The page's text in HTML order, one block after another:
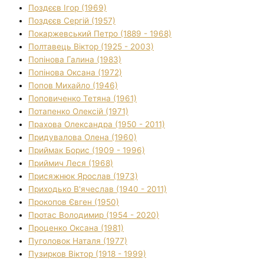
Поздєєв Ігор (1969)
Поздєєв Сергій (1957)
Покаржевський Петро (1889 - 1968)
Полтавець Віктор (1925 - 2003)
Попінова Галина (1983)
Попінова Оксана (1972)
Попов Михайло (1946)
Поповиченко Тетяна (1961)
Потапенко Олексій (1971)
Прахова Олександра (1950 - 2011)
Придувалова Олена (1960)
Приймак Борис (1909 - 1996)
Приймич Леся (1968)
Присяжнюк Ярослав (1973)
Приходько В'ячеслав (1940 - 2011)
Прокопов Євген (1950)
Протас Володимир (1954 - 2020)
Проценко Оксана (1981)
Пуголовок Наталя (1977)
Пузирков Віктор (1918 - 1999)